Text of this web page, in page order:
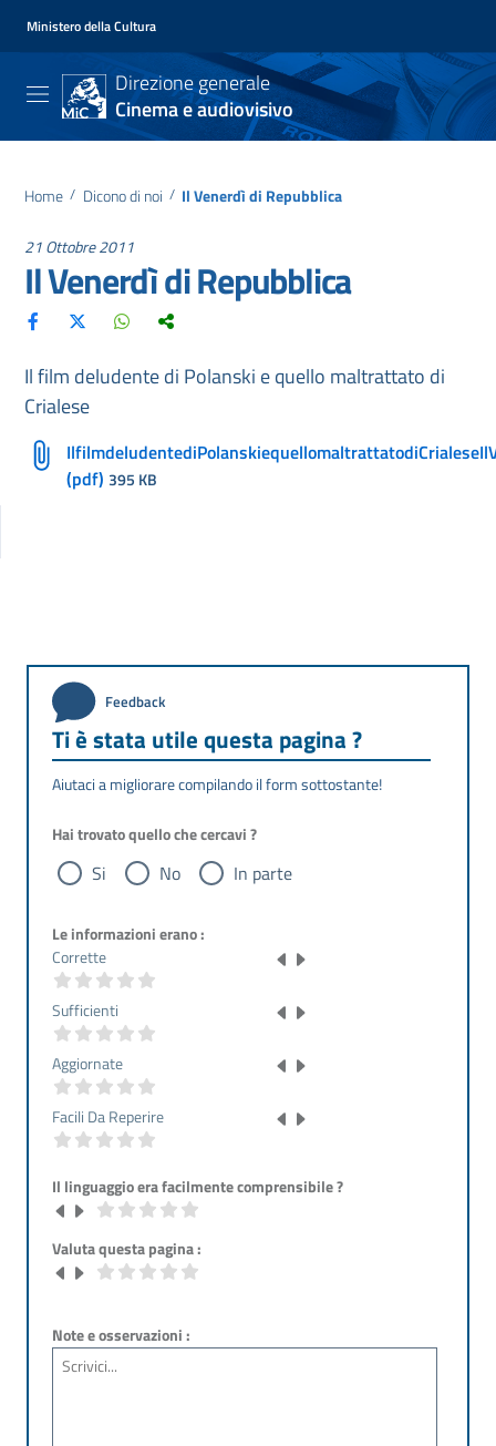
Ministero della Cultura
Direzione generale
Cinema e audiovisivo
Home / Dicono di noi / Il Venerdì di Repubblica
21 Ottobre 2011
Il Venerdì di Repubblica
Il film deludente di Polanski e quello maltrattato di
Crialese
(pdf) 395 KB
Feedback
Ti è stata utile questa pagina ?
Aiutaci a migliorare compilando il form sottostante!
Hai trovato quello che cercavi ?
Si No In parte
Le informazioni erano :
Corrette
Sufficienti
Aggiornate
Facili Da Reperire
Il linguaggio era facilmente comprensibile ?
Valuta questa pagina :
Note e osservazioni :